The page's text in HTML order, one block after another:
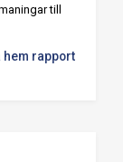
till
hem rapport